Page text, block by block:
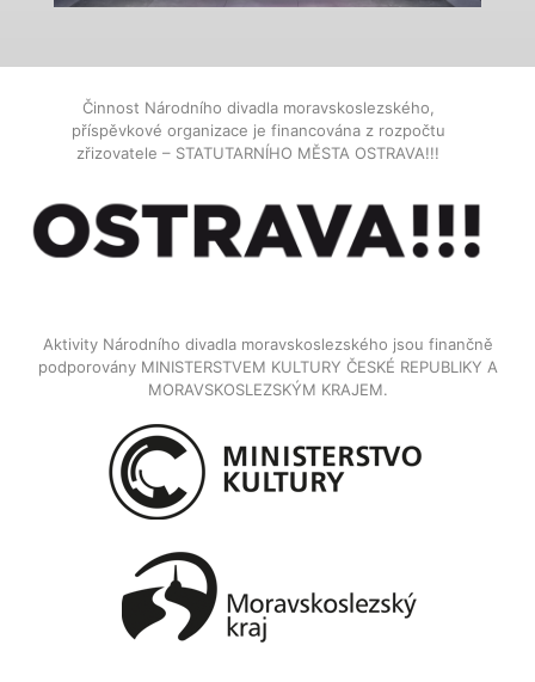
Činnost Národního divadla moravskoslezského,
příspěvkové organizace je financována z rozpočtu
zřizovatele – STATUTARNÍHO MĚSTA OSTRAVA!!!
Aktivity Národního divadla moravskoslezského jsou finančně
podporovány MINISTERSTVEM KULTURY ČESKÉ REPUBLIKY A
MORAVSKOSLEZSKÝM KRAJEM.